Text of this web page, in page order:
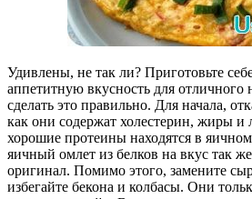
Удивлены, не так ли? Приготовьте
аппетитную вкусность для отличного
сделать это правильно. Для начала,
как они содержат холестерин, жиры
хорошие протеины находятся в
яичный омлет из белков на вкус так
оригинал. Помимо этого, замените
избегайте бекона и колбасы. Они